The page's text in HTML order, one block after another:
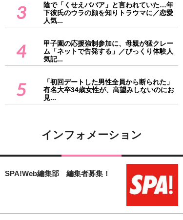
3
陰で「くせえババア」と言われていた…年
下彼氏のウラの顔を知りトラウマに／恋愛
人気...
4
甲子園の応援強制参加に、母親が猛クレー
ム「ネットで告発する」／びっくり体験人
気記...
5
「初回デートした男性全員から断られた」
有名大卒34歳女性が、高望みしないのにお
見...
インフォメーション
SPA!Web編集部 編集者募集！